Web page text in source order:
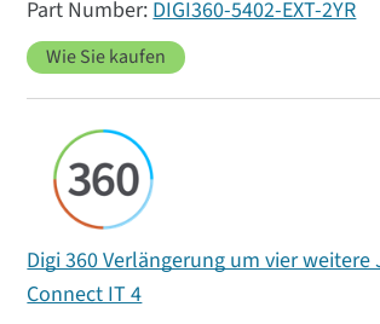
DIGI360-5402-EXT-2YR
Wie Sie kaufen
Digi 360 Verlängerung um vier weitere
Connect IT 4